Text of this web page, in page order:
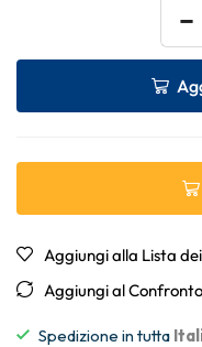
−
Aggiungi alla Lista
Aggiungi al Confronto
Spedizione in tutta